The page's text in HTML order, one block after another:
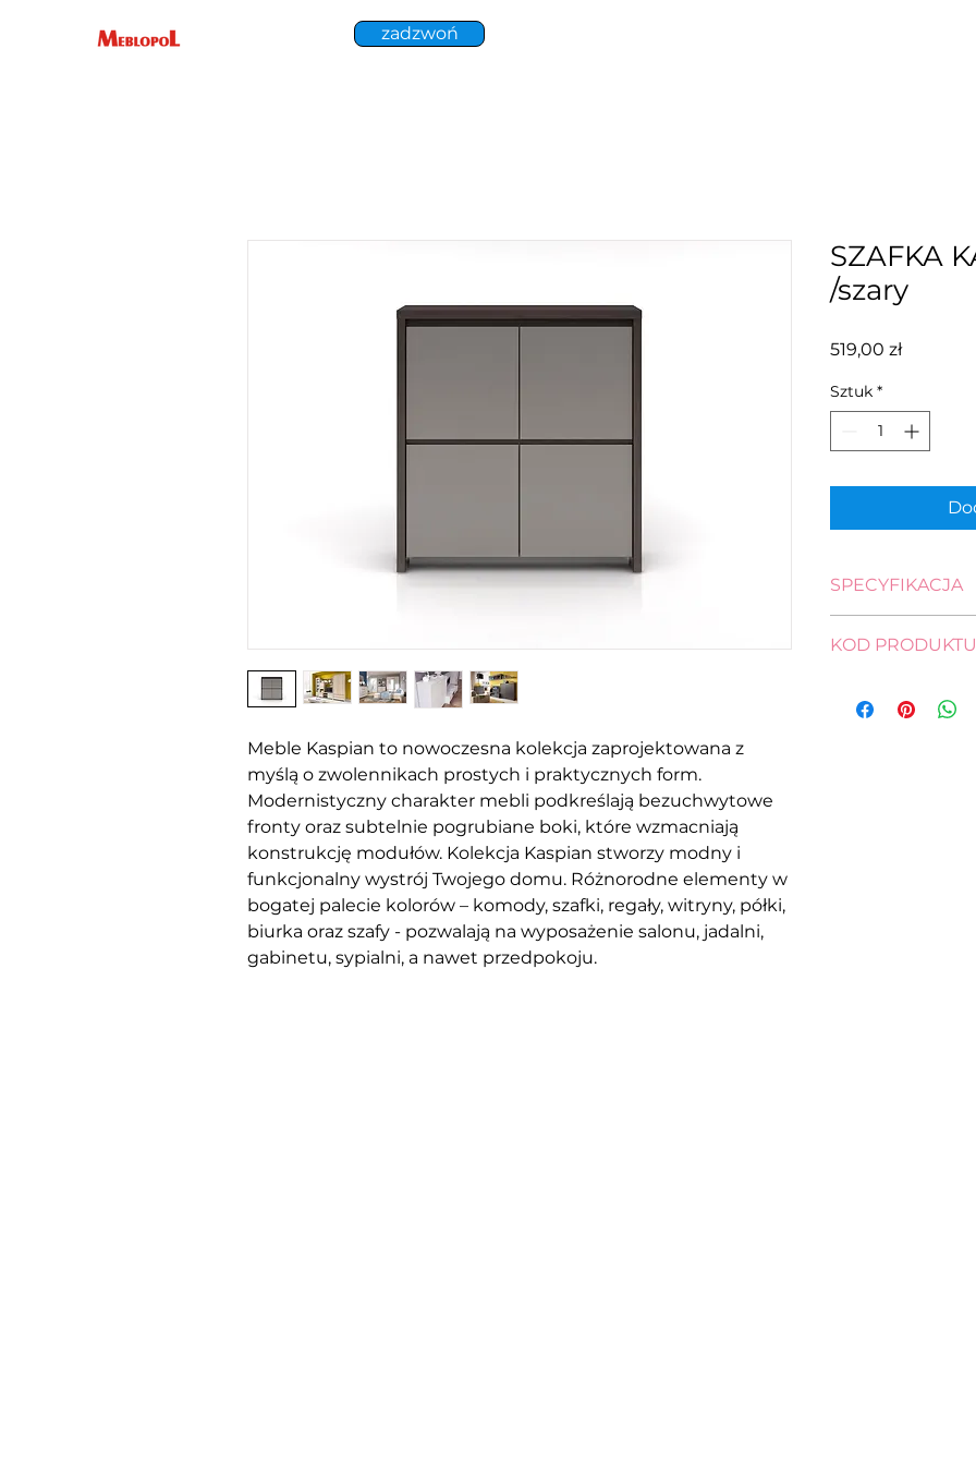
zadzwoń
Meble Kaspian to nowoczesna kolekcja zaprojektowana z
myślą o zwolennikach prostych i praktycznych form.
Modernistyczny charakter mebli podkreślają bezuchwytowe
fronty oraz subtelnie pogrubiane boki, które wzmacniają
konstrukcję modułów. Kolekcja Kaspian stworzy modny i
funkcjonalny wystrój Twojego domu. Różnorodne elementy w
bogatej palecie kolorów – komody, szafki, regały, witryny, półki,
biurka oraz szafy - pozwalają na wyposażenie salonu, jadalni,
gabinetu, sypialni, a nawet przedpokoju.
SZAFKA
/szary
519,00 złCena
Sztuk *
SPECYFIKACJA
szerokość: 105,0 cm
KOD PRODUKTU
KOM4D